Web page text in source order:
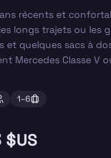
récents et
longs trajets ou les
et quelques sacs à
Mercedes Classe V
1–6
$US